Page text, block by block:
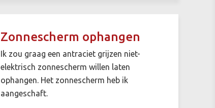
Zonnescherm ophangen
Ik zou graag een antraciet grijzen niet-
elektrisch zonnescherm willen laten
ophangen. Het zonnescherm heb ik
aangeschaft.